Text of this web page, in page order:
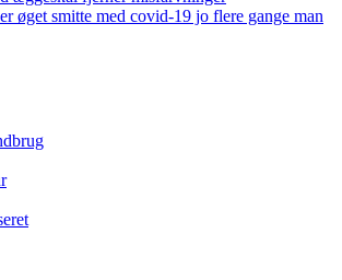
øget smitte med covid-19 jo flere gange man